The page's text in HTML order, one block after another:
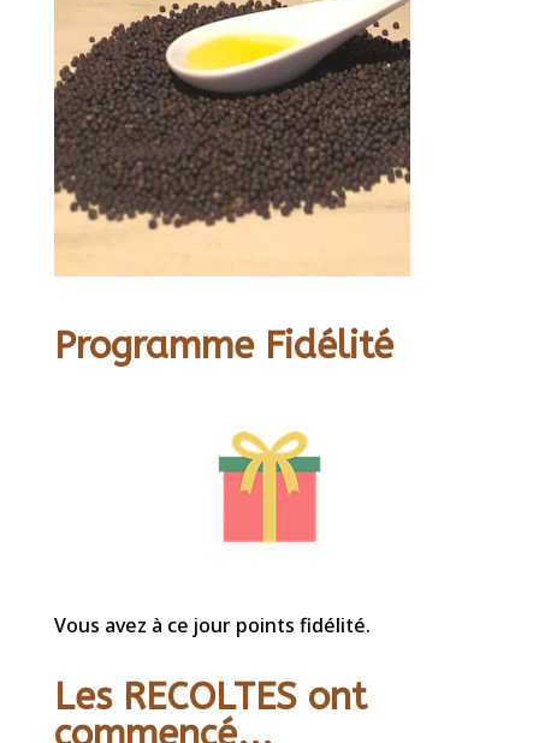
Programme Fidélité
Vous avez à ce jour points fidélité.
Les RECOLTES ont
commencé...